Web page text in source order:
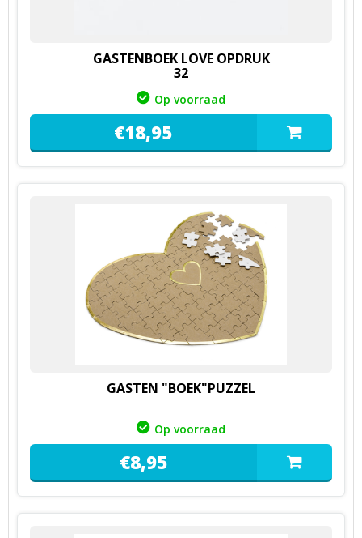
GASTENBOEK LOVE OPDRUK
32
Op voorraad
€18,95
GASTEN "BOEK"PUZZEL
Op voorraad
€8,95